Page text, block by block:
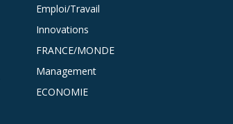
Emploi/Travail
Innovations
FRANCE/MONDE
Management
ECONOMIE